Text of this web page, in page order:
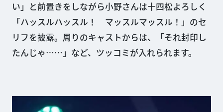
い」と前置きをしながら小野さんは十四松よろしく
「ハッスルハッスル！ マッスルマッスル！」のセ
リフを披露。周りのキャストからは、「それ封印し
たんじゃ……」など、ツッコミが入れられます。